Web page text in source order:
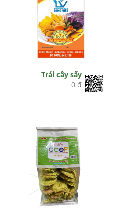
Trái cây sấy
0 đ